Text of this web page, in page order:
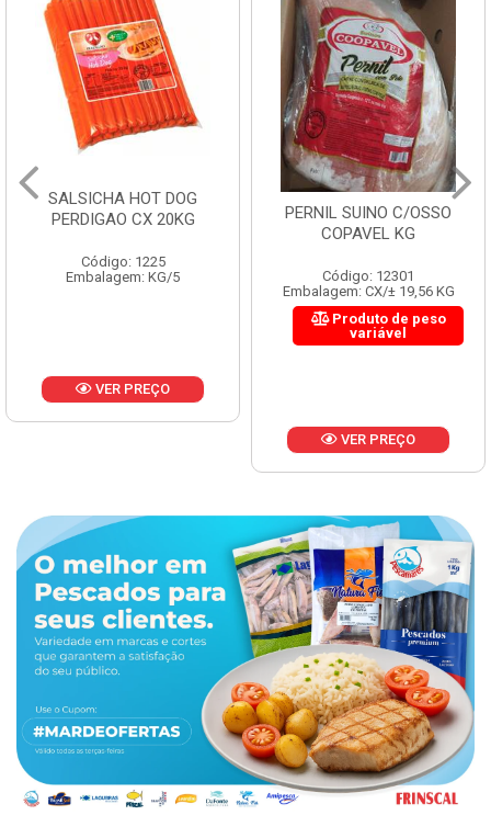
SALSICHA HOT DOG
PERDIGAO CX 20KG
Código: 1225
Embalagem: KG/5
VER PREÇO
PERNIL SUINO C/OSSO
COPAVEL KG
Código: 12301
Embalagem: CX/± 19,56 KG
Produto de peso
variável
VER PREÇO